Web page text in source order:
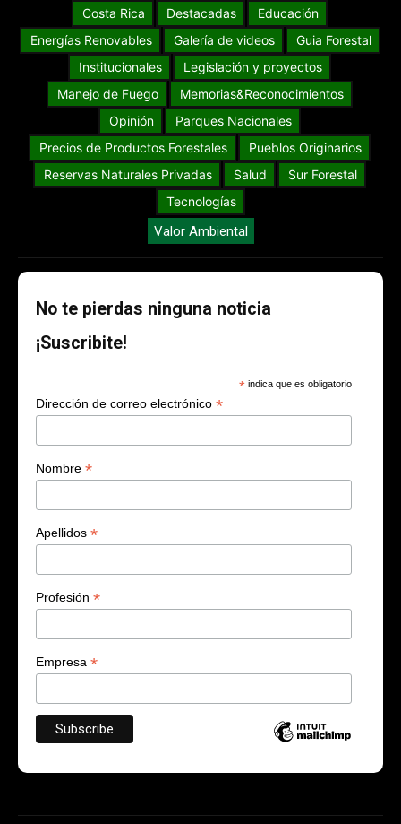
Costa Rica
Destacadas
Educación
Energías Renovables
Galería de videos
Guia Forestal
Institucionales
Legislación y proyectos
Manejo de Fuego
Memorias&Reconocimientos
Opinión
Parques Nacionales
Precios de Productos Forestales
Pueblos Originarios
Reservas Naturales Privadas
Salud
Sur Forestal
Tecnologías
Valor Ambiental
No te pierdas ninguna noticia
¡Suscribite!
* indica que es obligatorio
Dirección de correo electrónico *
Nombre *
Apellidos *
Profesión *
Empresa *